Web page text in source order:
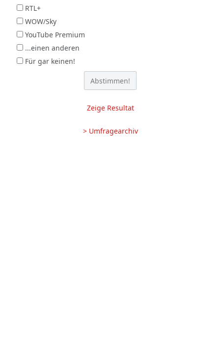
RTL+
WOW/Sky
YouTube Premium
...einen anderen
Für gar keinen!
Zeige Resultat
> Umfragearchiv